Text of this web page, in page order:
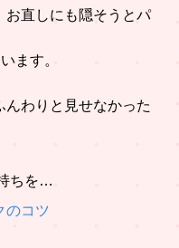
お直しにも隠そうとパ
ます。
わりと見せなかった
ちを…
のコツ